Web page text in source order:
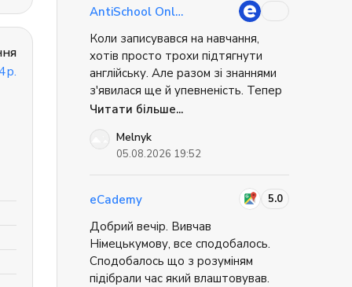
знайти на офіційному сайті.
мабуть, найкраще, що могло
AntiSchool Online
Коли записувався на навчання,
хотів просто трохи підтягнути
англійську. Але разом зі знаннями
з'явилася ще й упевненість. Тепер
без страху беру участь у робочих
запитання або підтримати
розмову. Найважливіше — більше
що «англійська ще недостатньо
хороша». Це відчуття свободи
дорогого варте.
Читати більше...
Melnyk
05.08.2026 19:52
eCademy 5.0
Добрий вечір. Вивчав
Німецькумову, все сподобалось.
Сподобалось що з розуміням
підібрали час який влаштовував.